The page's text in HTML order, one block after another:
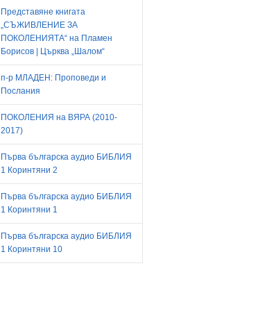
Представяне книгата
„СЪЖИВЛЕНИЕ ЗА
ПОКОЛЕНИЯТА“ на Пламен
Борисов | Църква „Шалом“
п-р МЛАДЕН: Проповеди и
Послания
ПОКОЛЕНИЯ на ВЯРА (2010-
2017)
Първа българска аудио БИБЛИЯ
1 Коринтяни 2
Първа българска аудио БИБЛИЯ
1 Коринтяни 1
Първа българска аудио БИБЛИЯ
1 Коринтяни 10